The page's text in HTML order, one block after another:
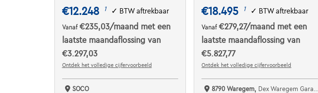
€12.248 1 ✓ BTW aftrekbaar
Vanaf €235,03/maand met een
laatste maandaflossing van
€3.297,03
Ontdek het volledige cijfervoorbeeld
SOCO
€18.495 1 ✓ BTW aftrekbaar
Vanaf€279,27/maand met een
laatste maandaflossing van
€5.827,77
Ontdek het volledige cijfervoorbeeld
8790 Waregem, Dex Waregem Garage Dhont bv